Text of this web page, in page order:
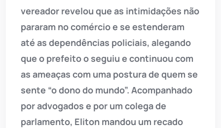
vereador revelou que as intimidações não
pararam no comércio e se estenderam
até as dependências policiais, alegando
que o prefeito o seguiu e continuou com
as ameaças com uma postura de quem se
sente “o dono do mundo”. Acompanhado
por advogados e por um colega de
parlamento, Eliton mandou um recado